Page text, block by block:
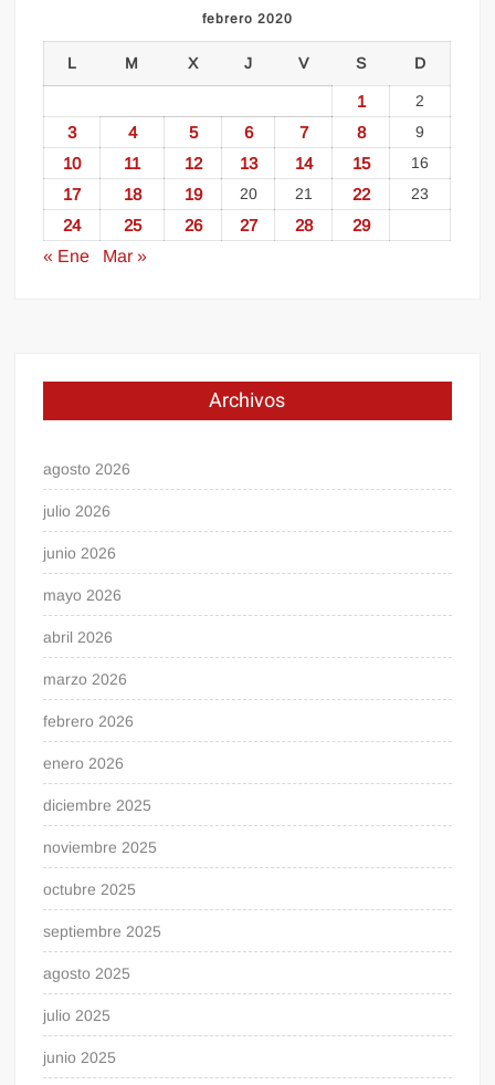
febrero 2020
L M X J V S D
1 2
3 4 5 6 7 8 9
10 11 12 13 14 15 16
17 18 19 20 21 22 23
24 25 26 27 28
29
« Ene
Mar »
Archivos
agosto 2026
julio 2026
junio 2026
mayo 2026
abril 2026
marzo 2026
febrero 2026
enero 2026
diciembre 2025
noviembre 2025
octubre 2025
septiembre 2025
agosto 2025
julio 2025
junio 2025